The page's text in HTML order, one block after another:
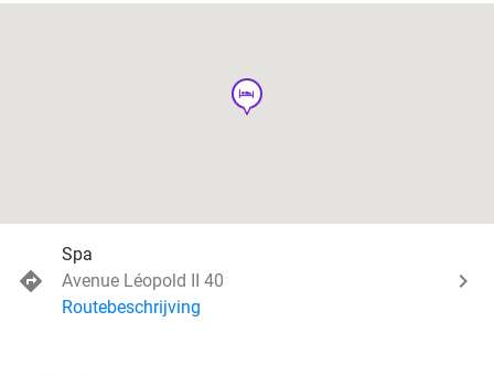
hotel
Spa
Avenue Léopold II 40
Routebeschrijving